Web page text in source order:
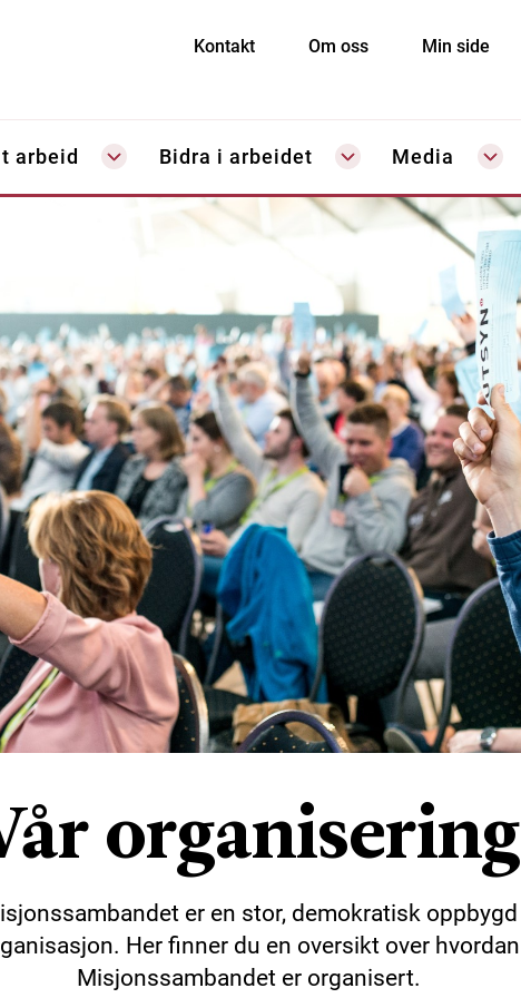
Kontakt Om oss Min side
arbeid Bidra i arbeidet Media
organisering
er en stor, demokratisk oppbygd
Her finner du en oversikt over hvordan
Misjonssambandet er organisert.